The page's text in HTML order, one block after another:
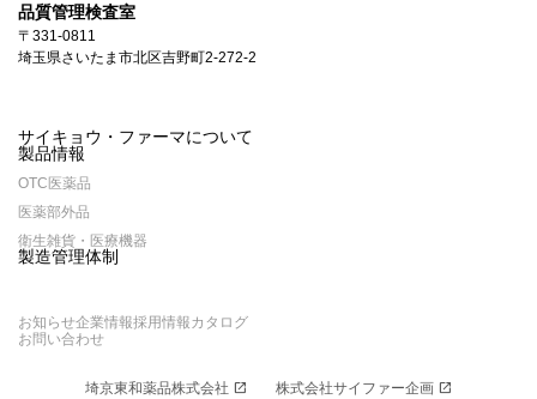
品質管理検査室
〒331-0811
埼玉県さいたま市北区吉野町2-272-2
サイキョウ・ファーマについて
製品情報
OTC医薬品
医薬部外品
衛生雑貨・医療機器
製造管理体制
お知らせ企業情報採用情報カタログ
お問い合わせ
埼京東和薬品株式会社 open_in_new 株式会社サイファー企画 open_in_new